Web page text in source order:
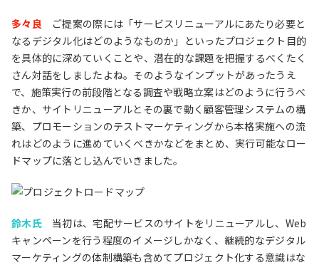
多々良 ご提案の際には「サービスリニューアルにあたり必要と
なるデジタル化はどのようなものか」といったプロジェクト目的
を具体的に深めていくことや、潜在的な課題を把握するべくたく
さん対話をしましたよね。そのようなインプットがあったうえ
で、施策実行の前段階となる調査や戦略立案はどのように行うべ
きか、サイトリニューアルとその裏で動く顧客管理システムの構
築、プロモーションのテストマーケティングから本格実施への流
れはどのように進めていくべきかなどをまとめ、実行可能なロー
ドマップに落とし込んでいきました。
鈴木氏当初は、宅配サービスのサイトをリニューアルし、Web
キャンペーンを行う程度のイメージしかなく、継続的なデジタル
マーケティングの体制構築も含めてプロジェクト化する意識はな